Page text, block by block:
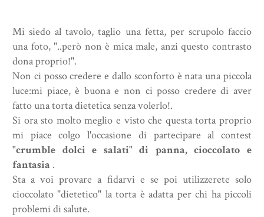
Mi siedo al tavolo, taglio una fetta, per scrupolo faccio
una foto, "..però non è mica male, anzi questo contrasto
dona proprio!".
Non ci posso credere e dallo sconforto è nata una piccola
luce:mi piace, è buona e non ci posso credere di aver
fatto una torta dietetica senza volerlo!.
Si ora sto molto meglio e visto che questa torta proprio
mi piace colgo l'occasione di partecipare al contest
"crumble dolci e salati" di panna, cioccolato e
fantasia .
Sta a voi provare a fidarvi e se poi utilizzerete solo
cioccolato "dietetico" la torta è adatta per chi ha piccoli
problemi di salute.